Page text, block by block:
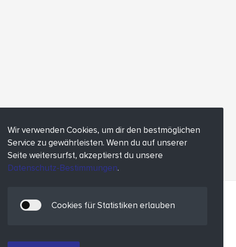
Wir verwenden Cookies, um dir den bestmöglichen
Service zu gewährleisten. Wenn du auf unserer
Seite weitersurfst, akzeptierst du unsere
Datenschutz-Bestimmungen.
Cookies für Statistiken erlauben